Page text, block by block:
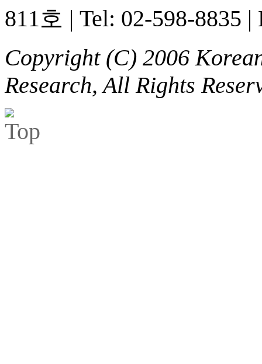
811호 | Tel: 02-598-8835 |
Copyright (C) 2006
Research, All Rights